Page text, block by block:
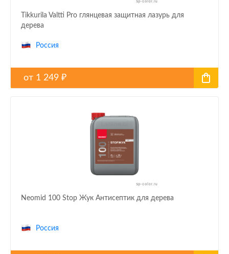
Tikkurila Valtti Pro глянцевая защитная лазурь для
дерева
Россия
от 1 249 ₽
Neomid 100 Stop Жук Антисептик для дерева
Россия